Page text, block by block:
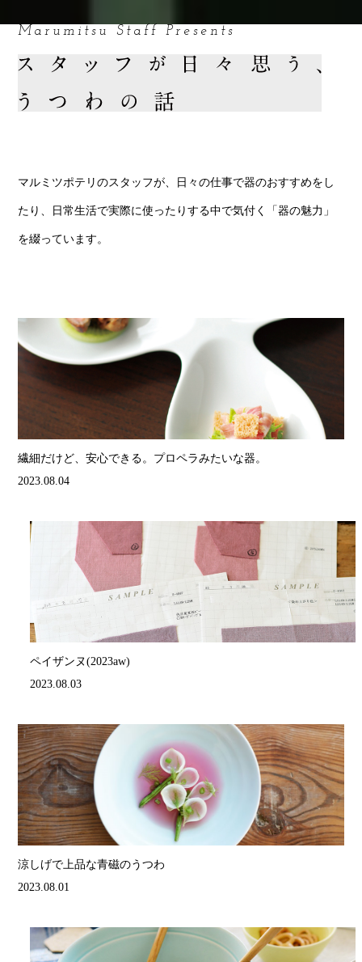
Marumitsu Staff Presents
マルミツポテリのスタッフが、日々の仕事で器のおすすめをし
たり、 日常生活で実際に使ったりする中で気付く「器の魅力」
を綴っています。
繊細だけど、安心できる。プロペラみたいな器。
2023.08.04
ペイザンヌ(2023aw)
2023.08.03
涼しげで上品な青磁のうつわ
2023.08.01